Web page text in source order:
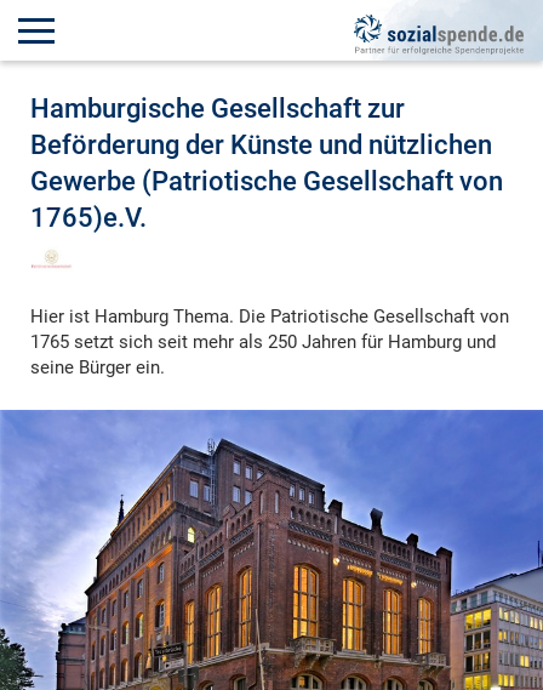
Hamburgische Gesellschaft zur
Beförderung der Künste und nützlichen
Gewerbe (Patriotische Gesellschaft von
1765)e.V.
Hier ist Hamburg Thema. Die Patriotische Gesellschaft von
1765 setzt sich seit mehr als 250 Jahren für Hamburg und
seine Bürger ein.